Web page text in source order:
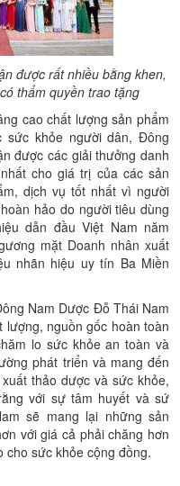
được rất nhiều bằng khen,
thẩm quyền trao tặng
cao chất lượng sản phẩm
sức khỏe người dân, Đông
được các giải thưởng danh
cho giá trị của các sản
dịch vụ tốt nhất vì người
hảo do người tiêu dùng
dẫn đầu Việt Nam năm
mặt Doanh nhân xuất
nhãn hiệu uy tín Ba Miền
Nam Dược Đỗ Thái Nam
nguồn gốc hoàn toàn
lo sức khỏe an toàn và
phát triển và mang đến
thảo dược và sức khỏe,
với sự tâm huyết và sứ
sẽ mang lại những sản
với giá cả phải chăng hơn
cho sức khỏe cộng đồng.